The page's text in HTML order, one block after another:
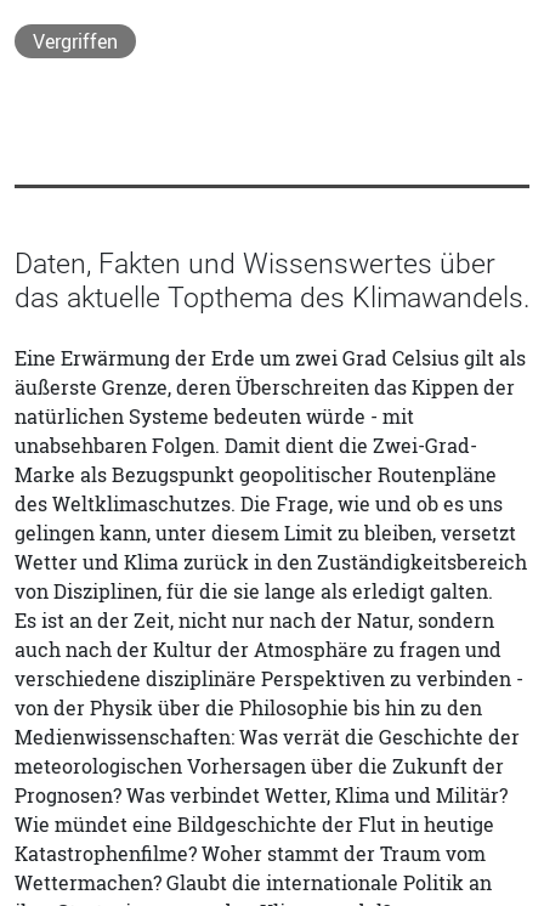
Vergriffen
Daten, Fakten und Wissenswertes über
das aktuelle Topthema des Klimawandels.
Eine Erwärmung der Erde um zwei Grad Celsius gilt als
äußerste Grenze, deren Überschreiten das Kippen der
natürlichen Systeme bedeuten würde - mit
unabsehbaren Folgen. Damit dient die Zwei-Grad-
Marke als Bezugspunkt geopolitischer Routenpläne
des Weltklimaschutzes. Die Frage, wie und ob es uns
gelingen kann, unter diesem Limit zu bleiben, versetzt
Wetter und Klima zurück in den Zuständigkeitsbereich
von Disziplinen, für die sie lange als erledigt galten.
Es ist an der Zeit, nicht nur nach der Natur, sondern
auch nach der Kultur der Atmosphäre zu fragen und
verschiedene disziplinäre Perspektiven zu verbinden -
von der Physik über die Philosophie bis hin zu den
Medienwissenschaften: Was verrät die Geschichte der
meteorologischen Vorhersagen über die Zukunft der
Prognosen? Was verbindet Wetter, Klima und Militär?
Wie mündet eine Bildgeschichte der Flut in heutige
Katastrophenfilme? Woher stammt der Traum vom
Wettermachen? Glaubt die internationale Politik an